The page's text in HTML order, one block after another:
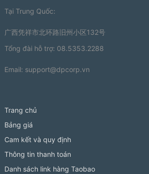
Tại Trung Quốc:
广西凭祥市北环路旧州小区132号
Tổng đài hỗ trợ: 08.5353.2288
Email: support@dpcorp.vn
Trang chủ
Bảng giá
Cam kết và quy định
Thông tin thanh toán
Danh sách link hàng Taobao